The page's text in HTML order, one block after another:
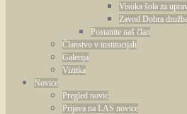
Visoka šola za
Zavod Dobra
Postanite naš član
Članstvo v institucijah
Galerija
Vizitka
Novice
Pregled novic
Prijava na LAS novice